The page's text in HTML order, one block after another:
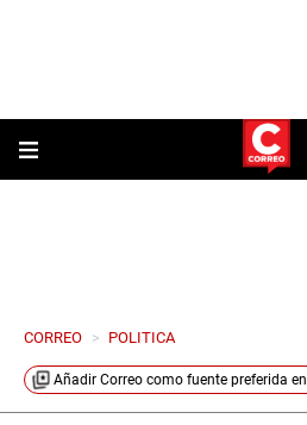
CORREO > POLITICA
Añadir Correo como fuente preferida en